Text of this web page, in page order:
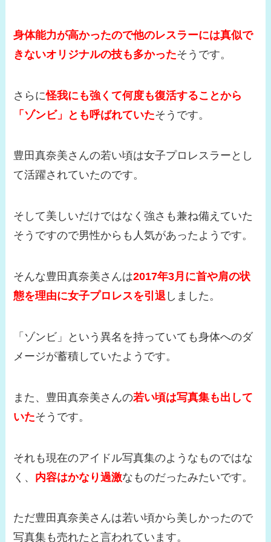
身体能力が高かったので他のレスラーには真似で
きないオリジナルの技も多かったそうです。
さらに怪我にも強くて何度も復活することから
「ゾンビ」とも呼ばれていたそうです。
豊田真奈美さんの若い頃は女子プロレスラーとし
て活躍されていたのです。
そして美しいだけではなく強さも兼ね備えていた
そうですので男性からも人気があったようです。
そんな豊田真奈美さんは2017年3月に首や肩の状
態を理由に女子プロレスを引退 しました。
「ゾンビ」という異名を持っていても身体へのダ
メージが蓄積していたようです。
また、豊田真奈美さんの若い頃は写真集も出して
いたそうです。
それも現在のアイドル写真集のようなものではな
く、 内容はかなり過激なものだったみたいです。
ただ豊田真奈美さんは若い頃から美しかったので
写真集も売れたと言われています。